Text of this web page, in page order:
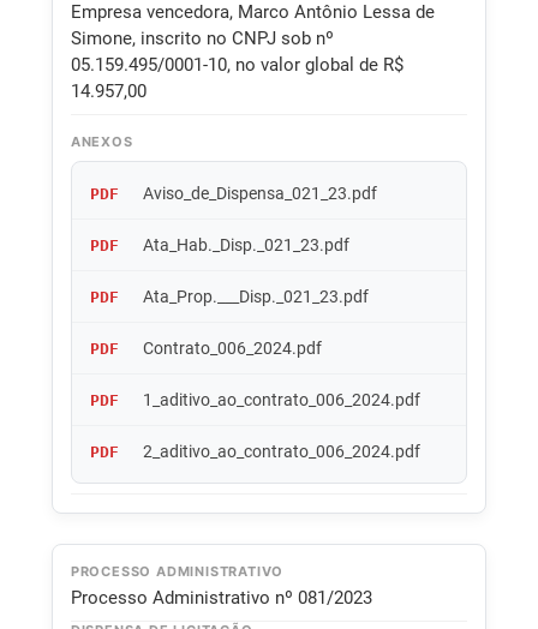
Empresa vencedora, Marco Antônio Lessa de
Simone, inscrito no CNPJ sob nº
05.159.495/0001-10, no valor global de R$
14.957,00
ANEXOS
PDF Aviso_de_Dispensa_021_23.pdf
PDF Ata_Hab._Disp._021_23.pdf
PDF Ata_Prop.___Disp._021_23.pdf
PDF Contrato_006_2024.pdf
PDF 1_aditivo_ao_contrato_006_2024.pdf
PDF 2_aditivo_ao_contrato_006_2024.pdf
PROCESSO ADMINISTRATIVO
Processo Administrativo nº 081/2023